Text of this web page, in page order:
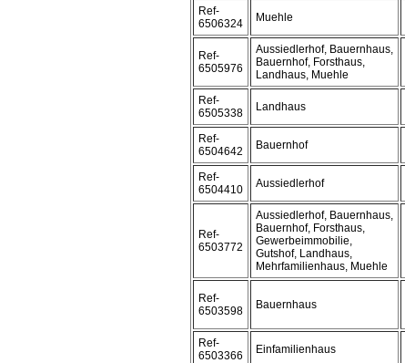
Ref-
6506324
Muehle
Ref-
6505976
Aussiedlerhof, Bauernhaus,
Bauernhof, Forsthaus,
Landhaus, Muehle
Ref-
6505338
Landhaus
Ref-
6504642
Bauernhof
Ref-
6504410
Aussiedlerhof
Ref-
6503772
Aussiedlerhof, Bauernhaus,
Bauernhof, Forsthaus,
Gewerbeimmobilie,
Gutshof, Landhaus,
Mehrfamilienhaus, Muehle
Ref-
6503598
Bauernhaus
Ref-
6503366
Einfamilienhaus